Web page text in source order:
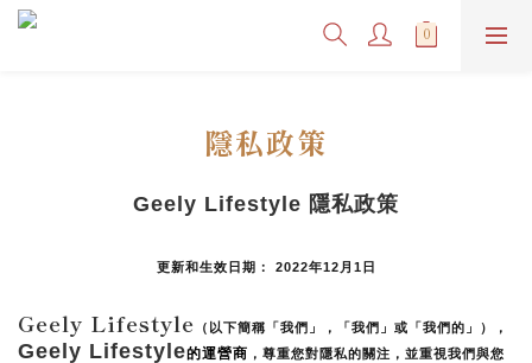
隱私政策
Geely Lifestyle 隱私政策
更新和生效日期： 2022年12月1日
Geely Lifestyle （以下簡稱「我們」，「我們」或「我們的」），
Geely Lifestyle的運營商 ，尊重您對隱私的關注，並重視我們與您